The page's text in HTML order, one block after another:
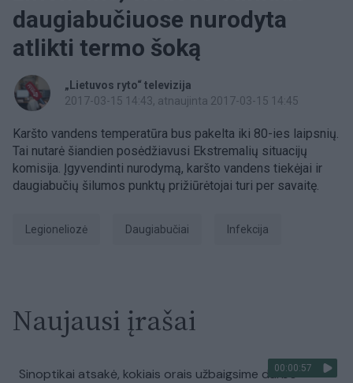
daugiabučiuose nurodyta
atlikti termo šoką
„Lietuvos ryto“ televizija
2017-03-15 14:43, atnaujinta 2017-03-15 14:45
Karšto vandens temperatūra bus pakelta iki 80-ies laipsnių.
Tai nutarė šiandien posėdžiavusi Ekstremalių situacijų
komisija. Įgyvendinti nurodymą, karšto vandens tiekėjai ir
daugiabučių šilumos punktų prižiūrėtojai turi per savaitę.
legioneliozė daugiabučiai infekcija
Naujausi įrašai
00:00:57
Sinoptikai atsakė, kokiais orais užbaigsime darbo